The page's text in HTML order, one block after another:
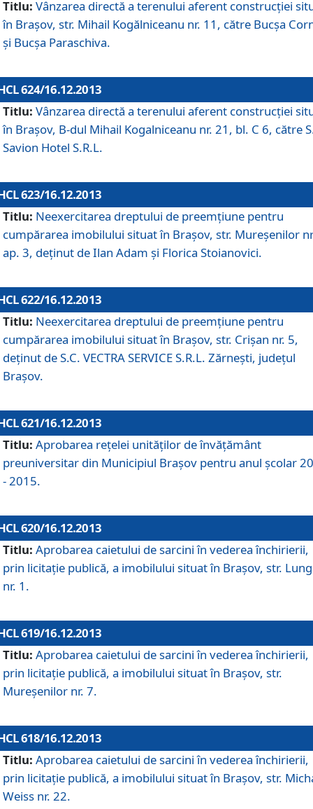
Titlu: Vânzarea directă a terenului aferent construcţiei
în Braşov, str. Mihail Kogălniceanu nr. 11, către Bucşa
şi Bucşa Paraschiva.
624/16.12.2013
Titlu: Vânzarea directă a terenului aferent construcţiei
în Braşov, B-dul Mihail Kogalniceanu nr. 21, bl. C 6, către
Savion Hotel S.R.L.
623/16.12.2013
Titlu: Neexercitarea dreptului de preemţiune pentru
cumpărarea imobilului situat în Braşov, str. Mureşenilor
ap. 3, deţinut de Ilan Adam şi Florica Stoianovici.
622/16.12.2013
Titlu: Neexercitarea dreptului de preemţiune pentru
cumpărarea imobilului situat în Braşov, str. Crişan nr. 5,
deţinut de S.C. VECTRA SERVICE S.R.L. Zărneşti, judeţul
Braşov.
621/16.12.2013
Titlu: Aprobarea reţelei unităţilor de învăţământ
preuniversitar din Municipiul Braşov pentru anul şcolar
- 2015.
620/16.12.2013
Titlu: Aprobarea caietului de sarcini în vederea închirierii,
prin licitaţie publică, a imobilului situat în Braşov, str.
nr. 1.
619/16.12.2013
Titlu: Aprobarea caietului de sarcini în vederea închirierii,
prin licitaţie publică, a imobilului situat în Braşov, str.
Mureşenilor nr. 7.
618/16.12.2013
Titlu: Aprobarea caietului de sarcini în vederea închirierii,
prin licitaţie publică, a imobilului situat în Braşov, str.
Weiss nr. 22.